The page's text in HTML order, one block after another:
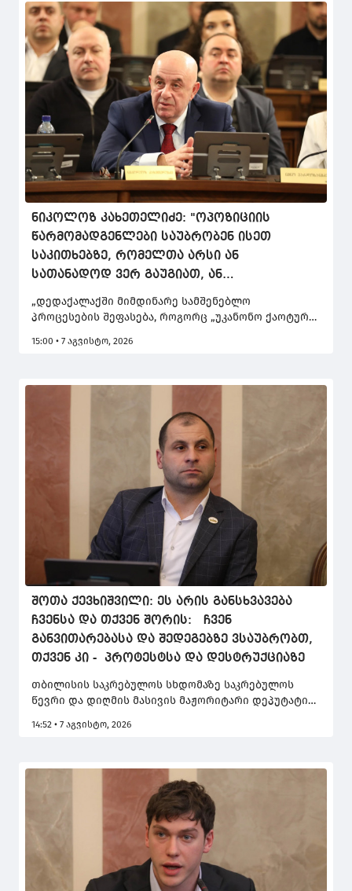
ნიკოლოზ კახეთელიძე: "ოპოზიციის
წარმომადგენლები საუბრობენ ისეთ
საკითხებზე, რომელთა არსი ან
სათანადოდ ვერ გაუგიათ, ან
საზოგადოებას შეგნებულად აწვდიან
არასწორ ინფორმაციას"
„დედაქალაქში მიმდინარე სამშენებლო
პროცესების შეფასება, როგორც „უკანონო ქაოტური
შეესაბამება“, - აღნიშნულის შესახებ თბილისის
ნიკოლოზ კახეთელიძემ, დღეს გამართულ
საკრებულოს სხდომაზე განაცხადა.
15:00 • 7 აგვისტო, 2026
შოთა ქევხიშვილი: ეს არის განსხვავება
ჩვენსა და თქვენ შორის: ჩვენ
განვითარებასა და შედეგებზე ვსაუბრობთ,
თქვენ კი - პროტესტსა და დესტრუქციაზე
თბილისის საკრებულოს სხდომაზე საკრებულოს
წევრი და დიღმის მასივის მაჟორიტარი დეპუტატი
ნიკა ჩერქეზიშვილის, მიერ ერთ-ერთ ტელეეთერში
ნებართვებთან დაკავშირებით საზოგადოების
შეცდომაში შეყვანას ემსახურება.
14:52 • 7 აგვისტო, 2026